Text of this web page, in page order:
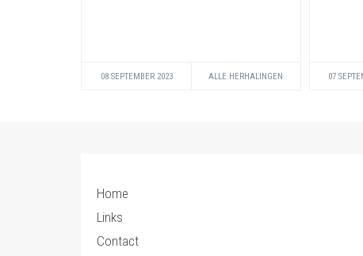
08 SEPTEMBER 2023 ALLE HERHALINGEN 07
Home
Links
Contact